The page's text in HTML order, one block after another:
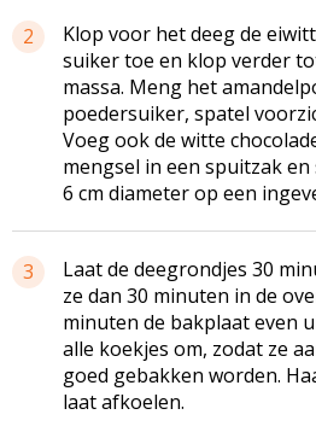
2
Klop voor het deeg de
suiker toe en klop verder
massa. Meng het
poedersuiker, spatel
Voeg ook de witte
mengsel in een spuitzak
6 cm diameter op een
3
Laat de deegrondjes 30
ze dan 30 minuten in de
minuten de bakplaat even
alle koekjes om, zodat ze
goed gebakken worden.
laat afkoelen.